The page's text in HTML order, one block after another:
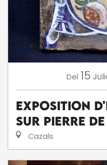
Del 15
Exposition
sur pierre
Cazals